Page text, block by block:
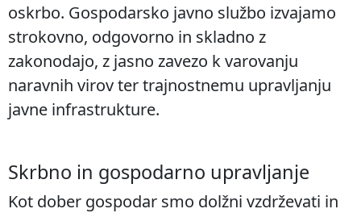
oskrbo. Gospodarsko javno službo izvajamo
strokovno, odgovorno in skladno z
zakonodajo, z jasno zavezo k varovanju
naravnih virov ter trajnostnemu upravljanju
javne infrastrukture.
Skrbno in gospodarno upravljanje
Kot dober gospodar smo dolžni vzdrževati in